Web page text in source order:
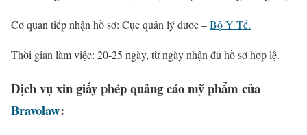
Cơ quan tiếp nhận hồ sơ: Cục quản lý dược –Bộ Y Tế.
Thời gian làm việc: 20-25 ngày, từ ngày nhận đủ hồ sơ hợp lệ.
Dịch vụ xin giấy phép quảng cáo mỹ phẩm của
Bravolaw: